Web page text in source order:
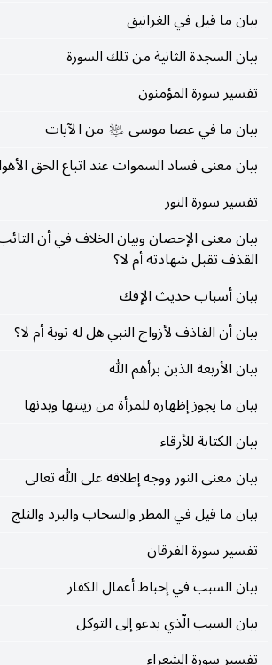
بيان ما قيل في الغرانيق
بيان السجدة الثانية من تلك السورة
تفسير سورة المؤمنون
بيان ما في عصا موسى عليه‌السلام من الآيات
بيان معنى فساد السموات عند اتباع الحق
تفسير سورة النور
بيان معنى الإحصان وبيان الخلاف في أن
القذف تقبل شهادته أم لا؟
بيان أسباب حديث الإفك
بيان أن القاذف لأزواج النبي هل له توبة أم لا؟
بيان الأربعة الذين برأهم الله
بيان ما يجوز إظهاره للمرأة من زينتها وبدنها
بيان الكتابة للأرقاء
بيان معنى النور ووجه إطلاقه على الله تعالى
بيان ما قيل في المطر والسحاب والبرد والثلج
تفسير سورة الفرقان
بيان السبب في إحباط أعمال الكفار
بيان السبب الّذي يدعو إلى التوكل
(كانَتا بحيث لا فرجة بينهما
رَتْقاً) لا تمطر ولا تنبت ففتقناهما
فيكون المراد ب(السَّماواتِ)
باعتبار الآفاق أو(السَّماواتِ)
مدخلا ما في الأمطار ، والكفرة وإن
متمكنون من العلم به نظرا فإن
مؤثر واجب ابتداء أو بوسط ، أو
ومطالعة للكتب ، وإنما قال
كانَتا
المراد جماعة السموات وجماعة
بالفتح على تقدير شيئا رتقا أي
المرفوض.(وَجَعَلْنا مِنَ الْماءِ كُلَّ شَيْءٍ حَيٍ
الماء كل حيوان كقوله تعالى اللهُ
وذلك لأنه من أعظم مواده أو
وانتفاعه به بعينه ، أو صيرنا كل